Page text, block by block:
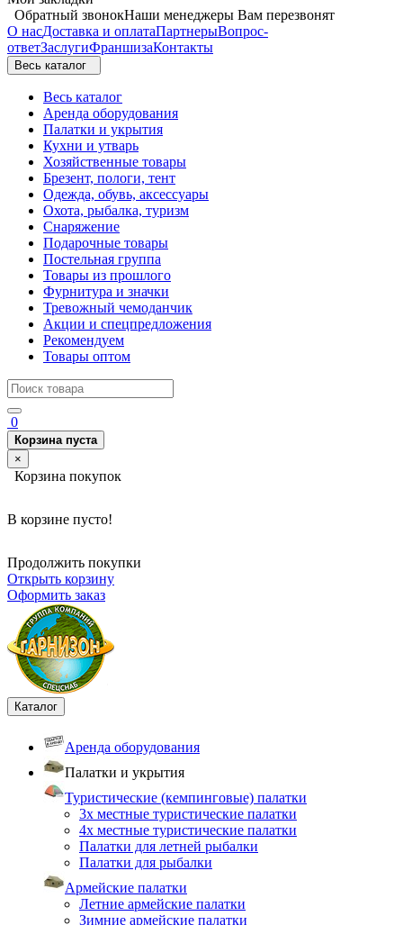
Обратный звонокНаши менеджеры Вам перезвонят
О насДоставка и оплатаПартнерыВопрос-
ответЗаслугиФраншизаКонтакты
Весь каталог
Весь каталог
Аренда оборудования
Палатки и укрытия
Кухни и утварь
Хозяйственные товары
Брезент, пологи, тент
Одежда, обувь, аксессуары
Охота, рыбалка, туризм
Снаряжение
Подарочные товары
Постельная группа
Товары из прошлого
Фурнитура и значки
Тревожный чемоданчик
Акции и спецпредложения
Рекомендуем
Товары оптом
0
Корзина пуста
×
Корзина покупок
В корзине пусто!
Продолжить покупки
Открыть корзину
Оформить заказ
Каталог
Аренда оборудования
Палатки и укрытия
Туристические (кемпинговые) палатки
3х местные туристические палатки
4х местные туристические палатки
Палатки для летней рыбалки
Палатки для рыбалки
Армейские палатки
Летние армейские палатки
Зимние армейские палатки